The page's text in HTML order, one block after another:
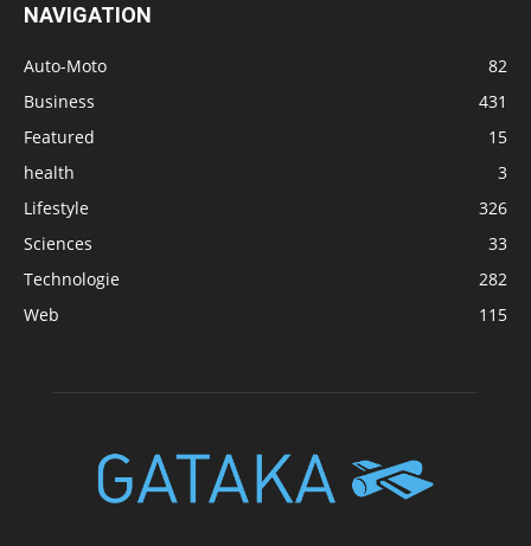
NAVIGATION
Auto-Moto
82
Business
431
Featured
15
health
3
Lifestyle
326
Sciences
33
Technologie
282
Web
115